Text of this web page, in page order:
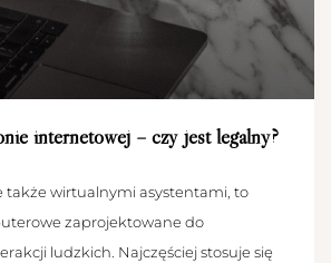
internetowej – czy jest legalny?
także wirtualnymi asystentami, to
zaprojektowane do
ludzkich. Najczęściej stosuje się